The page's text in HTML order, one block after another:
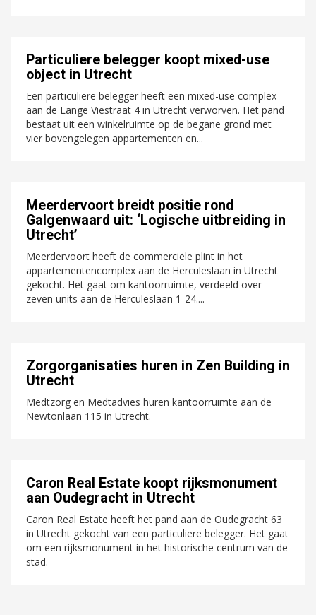
Particuliere belegger koopt mixed-use
object in Utrecht
Een particuliere belegger heeft een mixed-use complex
aan de Lange Viestraat 4 in Utrecht verworven. Het pand
bestaat uit een winkelruimte op de begane grond met
vier bovengelegen appartementen en...
Meerdervoort breidt positie rond
Galgenwaard uit: ‘Logische uitbreiding in
Utrecht’
Meerdervoort heeft de commerciële plint in het
appartementencomplex aan de Herculeslaan in Utrecht
gekocht. Het gaat om kantoorruimte, verdeeld over
zeven units aan de Herculeslaan 1-24....
Zorgorganisaties huren in Zen Building in
Utrecht
Medtzorg en Medtadvies huren kantoorruimte aan de
Newtonlaan 115 in Utrecht.
Caron Real Estate koopt rijksmonument
aan Oudegracht in Utrecht
Caron Real Estate heeft het pand aan de Oudegracht 63
in Utrecht gekocht van een particuliere belegger. Het gaat
om een rijksmonument in het historische centrum van de
stad.